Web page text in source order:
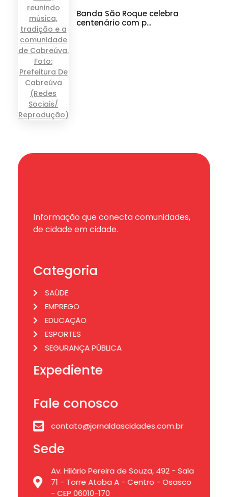
Banda São Roque celebra
centenário com p...
Informação que conecta comunidades,
de cidade em cidade.
Categoria
SAÚDE
EMPREGO
EDUCAÇÃO
ESPORTES
SEGURANÇA PÚBLICA
Expediente
Fale conosco
contato@jornaldascidades.com.br
Sede
Av. Hilário Pereira de Souza, 492 - Sala
71 - Torre Atoba A - Centro - Osasco
- CEP 06010-170